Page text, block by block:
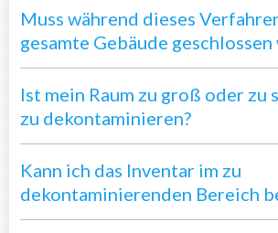
Muss während dieses
gesamte Gebäude geschlossen
Ist mein Raum zu groß oder zu
zu dekontaminieren?
Kann ich das Inventar im zu
dekontaminierenden Bereich